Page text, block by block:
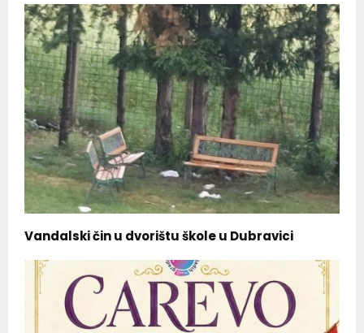
Vandalski čin u dvorištu škole u Dubravici